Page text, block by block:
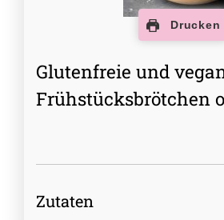
Drucken
Glutenfreie und
Frühstücksbrötchen
Zutaten